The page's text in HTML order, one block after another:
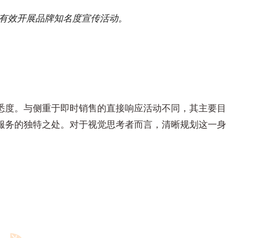
开展品牌知名度宣传活动。
。与侧重于即时销售的直接响应活动不同，其主要目
务的独特之处。对于视觉思考者而言，清晰规划这一身